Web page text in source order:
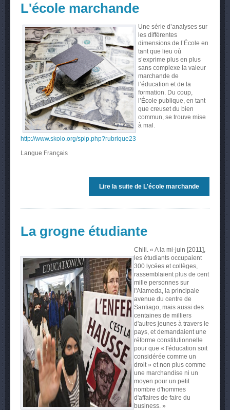
L'école marchande
Une série d’analyses sur
les différentes
dimensions de l’École en
tant que lieu où
s’exprime plus en plus
sans complexe la valeur
marchande de
l’éducation et de la
formation. Du coup,
l’École publique, en tant
que creuset du bien
commun, se trouve mise
à mal.
http://www.skolo.org/spip.php?rubrique23
Langue Français
Lire la suite de L'école marchande
La grogne étudiante
Chili. « A la mi-juin [2011],
les étudiants occupaient
300 lycées et collèges,
rassemblaient plus de cent
mille personnes sur
l'Alameda, la principale
avenue du centre de
Santiago, mais aussi des
centaines de milliers
d'autres jeunes à travers le
pays, et demandaient une
réforme constitutionnelle
pour que « l'éducation soit
considérée comme un
droit » et non plus comme
une marchandise ni un
moyen pour un petit
nombre d'hommes
d'affaires de faire du
business. »